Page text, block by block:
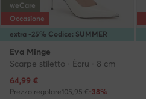
extra -25% Codice: SUMMER
weCare
Occasione
Eva Minge
Scarpe stiletto · Écru · 8 cm
Prezzo attuale
64,99 €
Prezzo regolare105,95 €-38%